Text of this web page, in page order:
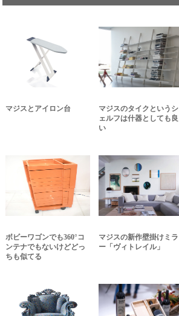
マジスとアイロン台
マジスのタイクというシ
ェルフは什器としても良
い
ボビーワゴンでも360°コ
ンテナでもないけどどっ
ちも似てる
マジスの新作壁掛けミラ
ー「ヴィトレイル」